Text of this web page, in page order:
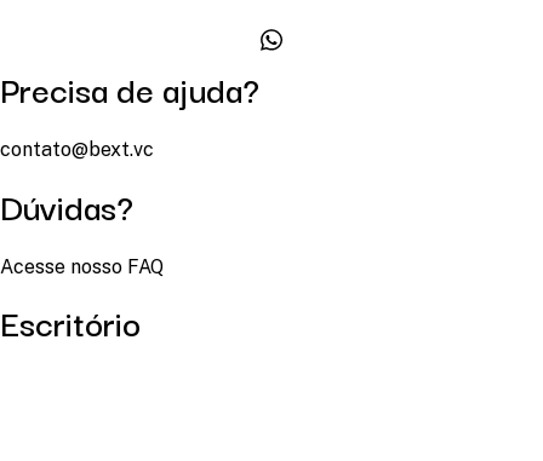
Precisa de ajuda?
contato@bext.vc
Dúvidas?
Acesse nosso FAQ
Escritório